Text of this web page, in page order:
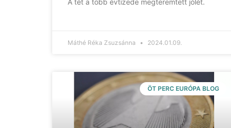
A tét a több évtizede megteremtett jólét.
Máthé Réka Zsuzsánna 2024.01.09.
ÖT PERC EURÓPA BLOG